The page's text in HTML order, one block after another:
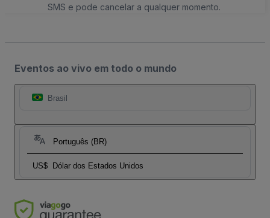
SMS e pode cancelar a qualquer momento.
Eventos ao vivo em todo o mundo
Brasil
Português (BR)
US$ Dólar dos Estados Unidos